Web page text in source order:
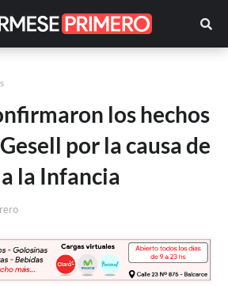
los hechos
por la causa de
la Infancia